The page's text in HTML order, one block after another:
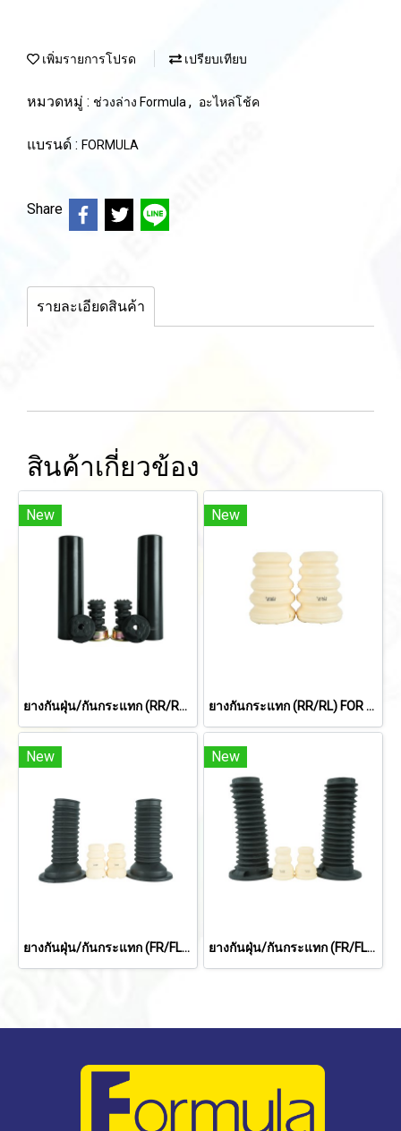
เพิ่มรายการโปรด เปรียบเทียบ
หมวดหมู่ : ช่วงล่าง Formula , อะไหล่โช้ค
แบรนด์ : FORMULA
Share
รายละเอียดสินค้า
สินค้าเกี่ยวข้อง
New
ยางกันฝุ่น/กันกระแทก (RR/RL) FOR TOYOTA VIOS '02-'06
New
ยางกันกระแทก (RR/RL) FOR TOYOTA CAMRY ACV30 '02-'06
New
ยางกันฝุ่น/กันกระแทก (FR/FL) FOR TOYOTA COROLLA ALTIS '08-'13
New
ยางกันฝุ่น/กันกระแทก (FR/FL) FOR HONDA CIVIC FB '12-'15